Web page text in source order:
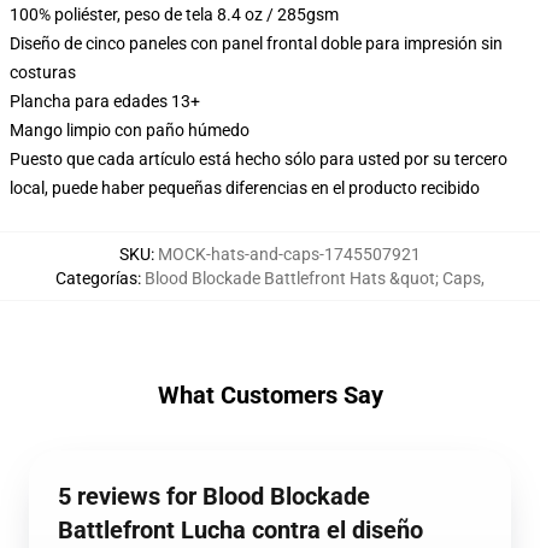
100% poliéster, peso de tela 8.4 oz / 285gsm
Diseño de cinco paneles con panel frontal doble para impresión sin
costuras
Plancha para edades 13+
Mango limpio con paño húmedo
Puesto que cada artículo está hecho sólo para usted por su tercero
local, puede haber pequeñas diferencias en el producto recibido
SKU: MOCK-hats-and-caps-1745507921
Categorías: Blood Blockade Battlefront Hats &quot; Caps,
What Customers Say
5 reviews for Blood Blockade
Battlefront Lucha contra el diseño